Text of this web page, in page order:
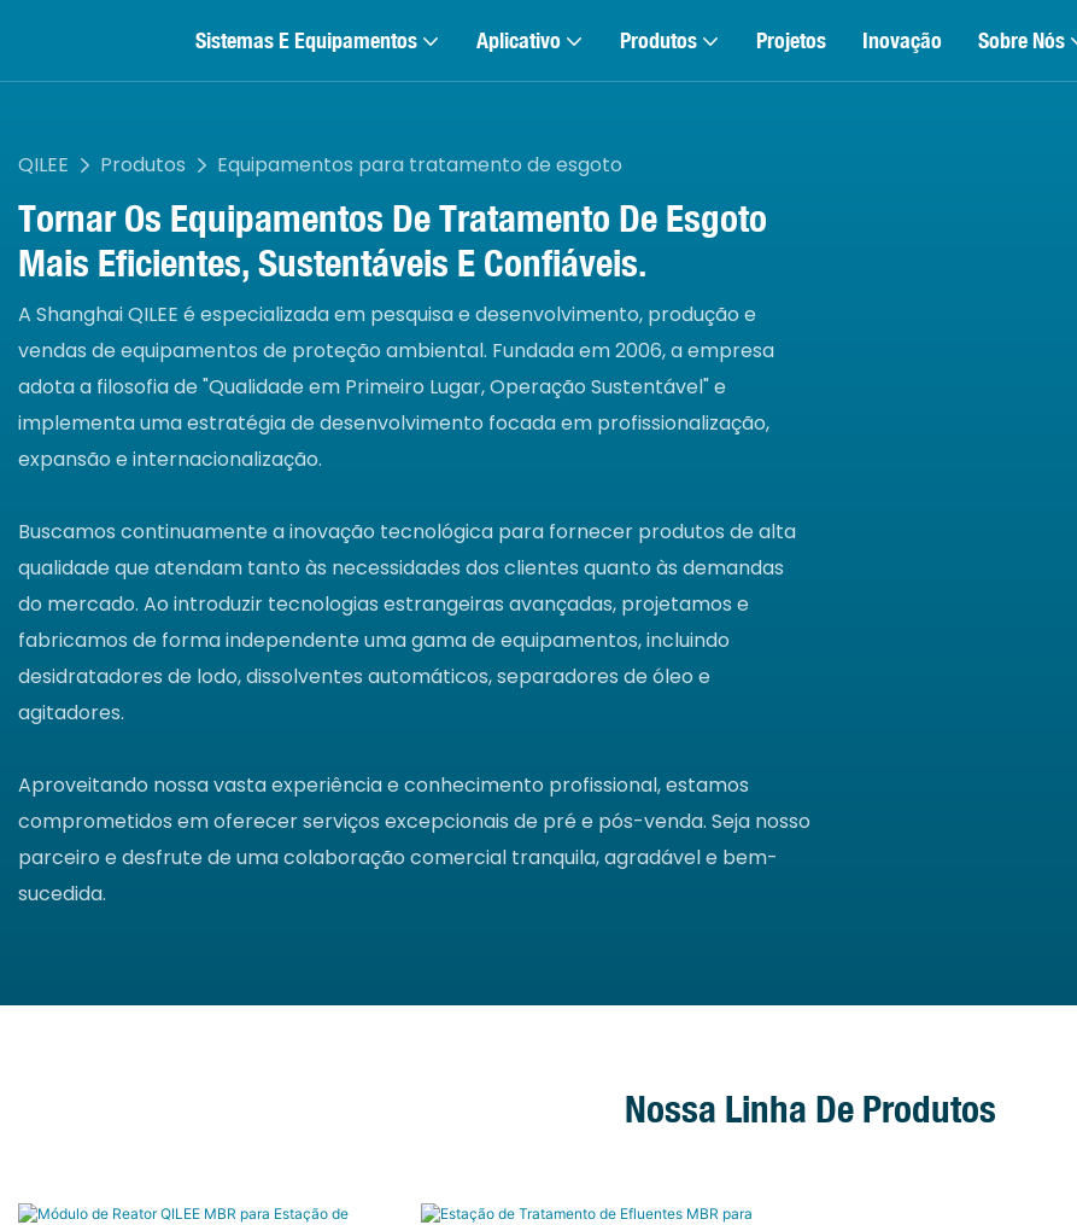
Sistemas E Equipamentos Aplicativo Produtos Projetos Inovação Sobre Nós
QILEE Produtos Equipamentos para tratamento de esgoto
Tornar Os Equipamentos De Tratamento De Esgoto
Mais Eficientes, Sustentáveis ​​e Confiáveis.
A Shanghai QILEE é especializada em pesquisa e desenvolvimento, produção e
vendas de equipamentos de proteção ambiental. Fundada em 2006, a empresa
adota a filosofia de "Qualidade em Primeiro Lugar, Operação Sustentável" e
implementa uma estratégia de desenvolvimento focada em profissionalização,
expansão e internacionalização.
Buscamos continuamente a inovação tecnológica para fornecer produtos de alta
qualidade que atendam tanto às necessidades dos clientes quanto às demandas
do mercado. Ao introduzir tecnologias estrangeiras avançadas, projetamos e
fabricamos de forma independente uma gama de equipamentos, incluindo
desidratadores de lodo, dissolventes automáticos, separadores de óleo e
agitadores.
Aproveitando nossa vasta experiência e conhecimento profissional, estamos
comprometidos em oferecer serviços excepcionais de pré e pós-venda. Seja nosso
parceiro e desfrute de uma colaboração comercial tranquila, agradável e bem-
sucedida.
Nossa Linha De Produtos